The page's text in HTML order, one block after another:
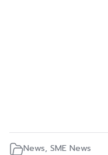
News, SME News